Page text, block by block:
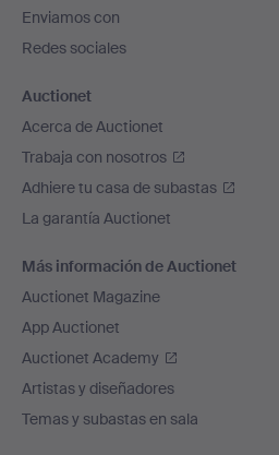
página
Enviamos con
Redes sociales
Auctionet
Acerca de Auctionet
Trabaja con nosotros
Adhiere tu casa de subastas
La garantía Auctionet
Más información de Auctionet
Auctionet Magazine
App Auctionet
Auctionet Academy
Artistas y diseñadores
Temas y subastas en sala